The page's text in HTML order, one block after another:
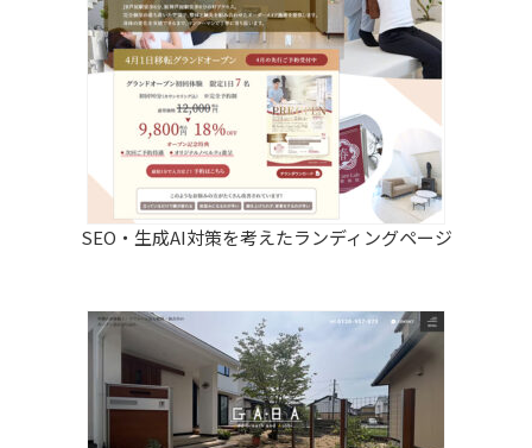
SEO・生成AI対策を考えたランディングページ